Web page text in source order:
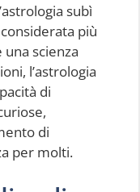
subì
più
scienza
l’astrologia
di
di
per molti.